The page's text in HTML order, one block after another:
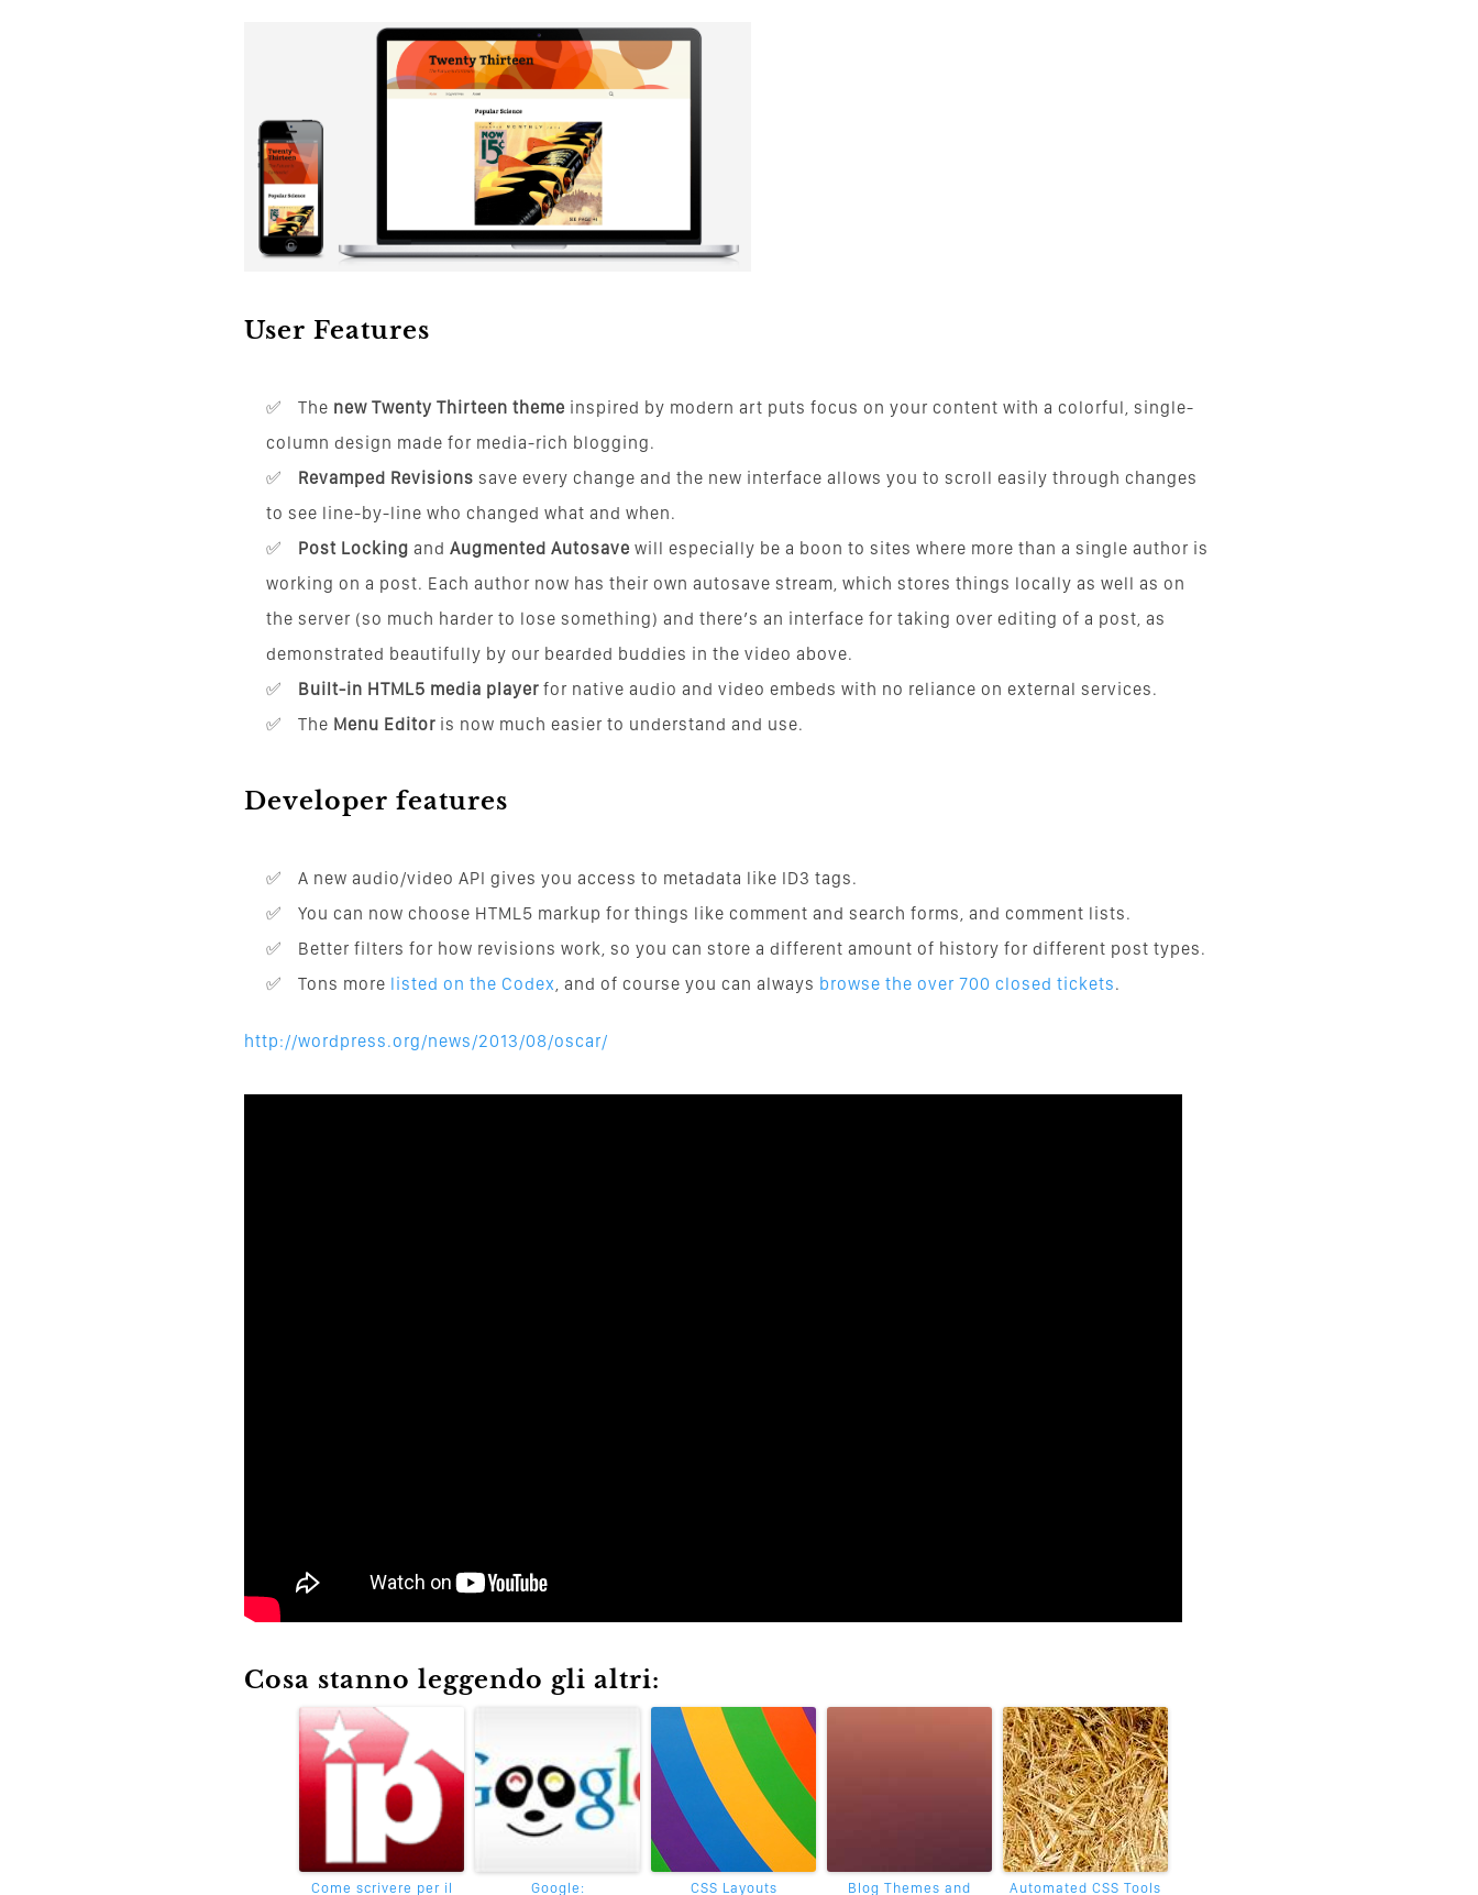
User Features
The new Twenty Thirteen theme inspired by modern art puts focus on your content with a colorful, single-
column design made for media-rich blogging.
Revamped Revisions save every change and the new interface allows you to scroll easily through changes
to see line-by-line who changed what and when.
Post Locking and Augmented Autosave will especially be a boon to sites where more than a single author is
working on a post. Each author now has their own autosave stream, which stores things locally as well as on
the server (so much harder to lose something) and there’s an interface for taking over editing of a post, as
demonstrated beautifully by our bearded buddies in the video above.
Built-in HTML5 media player for native audio and video embeds with no reliance on external services.
The Menu Editor is now much easier to understand and use.
Developer features
A new audio/video API gives you access to metadata like ID3 tags.
You can now choose HTML5 markup for things like comment and search forms, and comment lists.
Better filters for how revisions work, so you can store a different amount of history for different post types.
Tons more listed on the Codex, and of course you can always browse the over 700 closed tickets.
http://wordpress.org/news/2013/08/oscar/
Cosa stanno leggendo gli altri:
Come scrivere per il Google: CSS Layouts Blog Themes and Automated CSS Tools